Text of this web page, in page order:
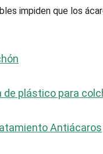
impiden que los
de plástico para
Antiácaros